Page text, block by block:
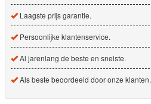
Laagste prijs garantie.
Persoonlijke klantenservice.
Al jarenlang de beste en snelste.
Als beste beoordeeld door onze klanten.